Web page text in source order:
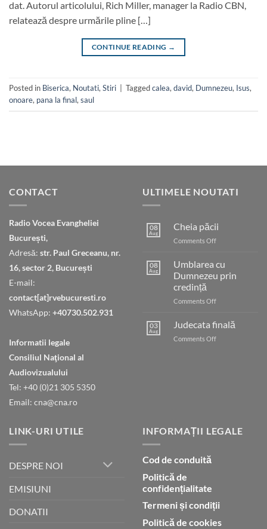
dat. Autorul articolului, Rich Miller, manager la Radio CBN,
relatează despre urmările pline […]
CONTINUE READING →
Posted in Biserica, Noutati, Stiri Taggedcalea, david, Dumnezeu, Isus,
onoare, pana la final, saul
CONTACT
Radio Vocea Evangheliei
București,
Adresă: str. Paul Greceanu, nr.
16, sector 2, București
E-mail:
contact[at]rvebucuresti.ro
WhatsApp: +40730.502.931
Informatii legale
Consiliul Naţional al
Audiovizualului
Tel: +40 (0)21 305 5350
Email: cna@cna.ro
ULTIMELE NOUTATI
08
Aug
Cheia păcii
Comments Offon
08
Aug
Umblarea cu
Dumnezeu prin
credință
Comments Offon
cu
Dumnezeu
prin
03
Aug
Judecata finală
Comments Offon
LINK-URI UTILE
DESPRE NOI
EMISIUNI
DONATII
INFORMAȚII LEGALE
Cod de conduită
Politică de
confidențialitate
Termeni și condiții
Politică de cookies